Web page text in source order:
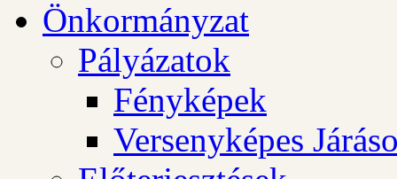
Önkormányzat
Pályázatok
Fényképek
Versenyképes